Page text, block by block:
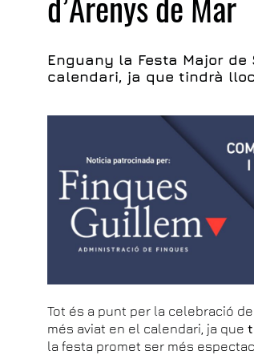
Enguany la Festa Major
calendari, ja que tindrà
Tot és a punt per la celebració
més aviat en el calendari, ja que
la festa promet ser més